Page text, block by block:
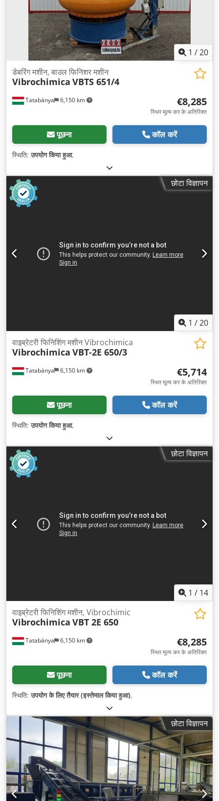
1 /20
Tatabánya 6,150 km
डेबरिंग मशीन, बाउल फिनिशर मशीन
Vibrochimica VBTS 651/4
€8,285
स्थिर मूल्य कर के अतिरिक्त
पूछना कॉल करें
स्थिति:उपयोग किया हुआ,
छोटा विज्ञापन
1 /20
Tatabánya 6,150 km
वाइब्रेटरी फिनिशिंग मशीन Vibrochimica
Vibrochimica VBT-2E 650/3
€5,714
स्थिर मूल्य कर के अतिरिक्त
पूछना कॉल करें
स्थिति:उपयोग किया हुआ,
छोटा विज्ञापन
1 / 14
Tatabánya 6,150 km
वाइब्रेटरी फिनिशिंग मशीन, Vibrochimic
Vibrochimica VBT 2E 650
€8,285
स्थिर मूल्य कर के अतिरिक्त
पूछना कॉल करें
स्थिति:उपयोग के लिए तैयार (इस्तेमाल किया हुआ),
छोटा विज्ञापन